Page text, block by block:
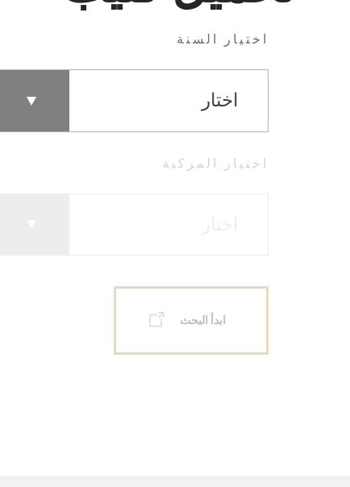
اختيار السنة
اختيار المركبة
ابدأ البحث